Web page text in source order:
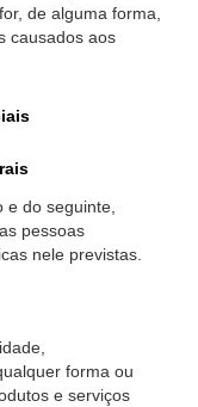
de alguma forma,
causados aos
e do seguinte,
pessoas
nele previstas.
forma ou
e serviços